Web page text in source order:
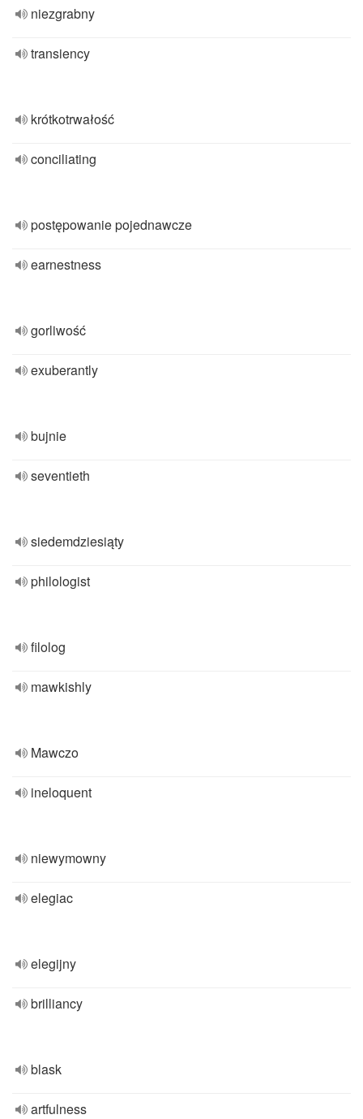
niezgrabny
transiency
krótkotrwałość
conciliating
postępowanie pojednawcze
earnestness
gorliwość
exuberantly
bujnie
seventieth
siedemdziesiąty
philologist
filolog
mawkishly
Mawczo
ineloquent
niewymowny
elegiac
elegijny
brilliancy
blask
artfulness